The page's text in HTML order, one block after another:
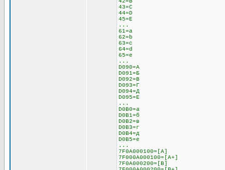
43=C
44=D
45=E
...
61=a
62=b
63=c
64=d
65=e
...
D090=А
D091=Б
D092=В
D093=Г
D094=Д
D095=Е
...
D0B0=а
D0B1=б
D0B2=в
D0B3=г
D0B4=д
D0B5=е
...
7F0A000100=[A]
7F000A000100=[A+]
7F0A000200=[B]